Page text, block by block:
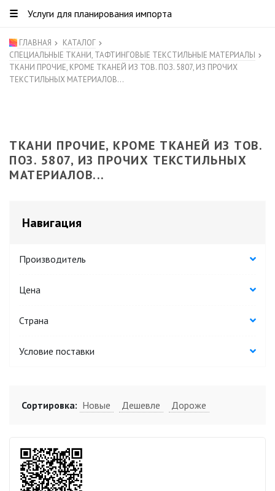
☰ Услуги для планирования импорта
ГЛАВНАЯ
КАТАЛОГ
СПЕЦИАЛЬНЫЕ ТКАНИ, ТАФТИНГОВЫЕ ТЕКСТИЛЬНЫЕ МАТЕРИАЛЫ
ТКАНИ ПРОЧИЕ, КРОМЕ ТКАНЕЙ ИЗ ТОВ. ПОЗ. 5807, ИЗ ПРОЧИХ
ТЕКСТИЛЬНЫХ МАТЕРИАЛОВ...
ТКАНИ ПРОЧИЕ, КРОМЕ ТКАНЕЙ ИЗ ТОВ.
ПОЗ. 5807, ИЗ ПРОЧИХ ТЕКСТИЛЬНЫХ
МАТЕРИАЛОВ...
Навигация
Производитель
Цена
Страна
Условие поставки
Сортировка: Новые Дешевле Дороже